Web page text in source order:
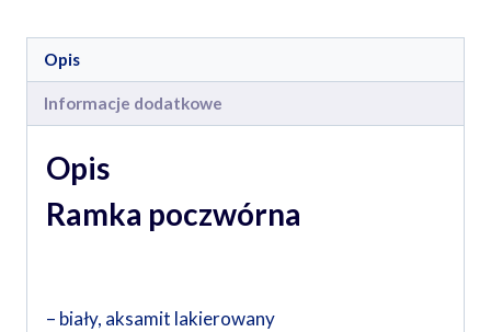
Opis
Informacje dodatkowe
Opis
Ramka poczwórna
– biały, aksamit lakierowany